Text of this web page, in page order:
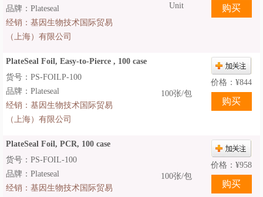
Unit
品牌：Plateseal
经销： 基因生物技术国际贸易
（上海）有限公司
PlateSeal Foil, Easy-to-Pierce , 100 case
100张/包
价格： ¥844
货号：PS-FOILP-100
品牌：Plateseal
经销： 基因生物技术国际贸易
（上海）有限公司
PlateSeal Foil, PCR, 100 case
100张/包
价格： ¥958
货号：PS-FOIL-100
品牌：Plateseal
经销： 基因生物技术国际贸易